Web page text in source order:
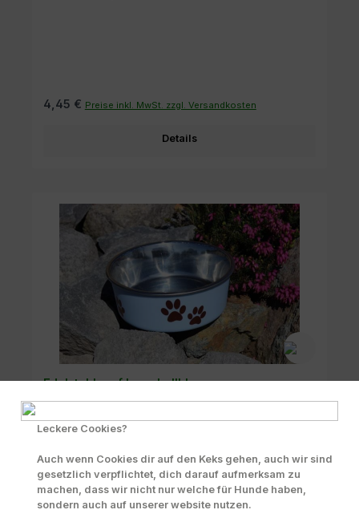
4,45 € Preise inkl. MwSt. zzgl. Versandkosten
Details
Edelstahlnapf Luna hellblau
4,75 €-14,25 € Varianten erhältlich
Preise inkl. MwSt. zzgl. Versandkosten
Leckere Cookies?
Auch wenn Cookies dir auf den Keks gehen, auch wir sind
gesetzlich verpflichtet, dich darauf aufmerksam zu
machen, dass wir nicht nur welche für Hunde haben,
sondern auch auf unserer website nutzen.